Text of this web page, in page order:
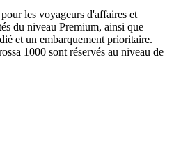
les voyageurs d'affaires et
du niveau Premium, ainsi que
et un embarquement prioritaire.
1000 sont réservés au niveau de